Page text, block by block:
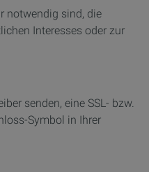
notwendig sind, die
Interesses oder zur
senden, eine SSL- bzw.
Symbol in Ihrer